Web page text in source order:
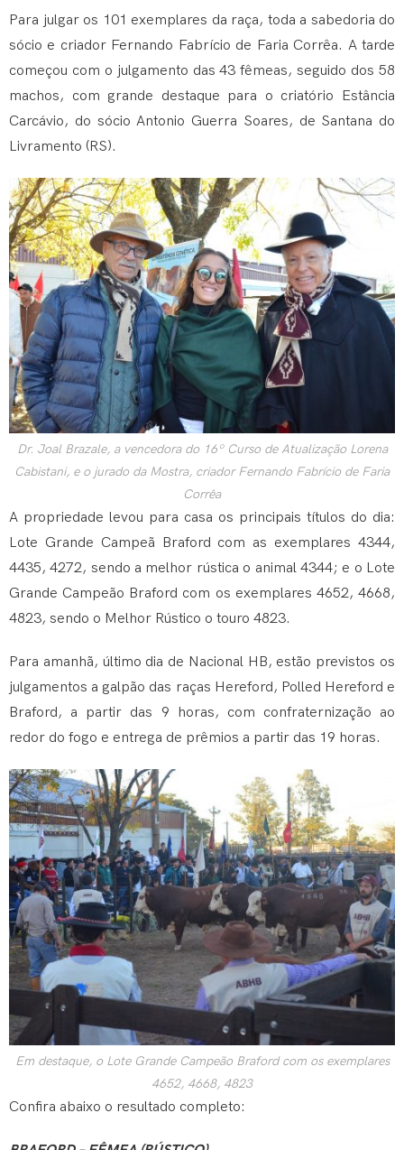
Para julgar os 101 exemplares da raça, toda a sabedoria do
sócio e criador Fernando Fabrício de Faria Corrêa. A tarde
começou com o julgamento das 43 fêmeas, seguido dos 58
machos, com grande destaque para o criatório Estância
Carcávio, do sócio Antonio Guerra Soares, de Santana do
Livramento (RS).
Dr. Joal Brazale, a vencedora do 16º Curso de Atualização Lorena
Cabistani, e o jurado da Mostra, criador Fernando Fabrício de Faria
Corrêa
A propriedade levou para casa os principais títulos do dia:
Lote Grande Campeã Braford com as exemplares 4344,
4435, 4272, sendo a melhor rústica o animal 4344; e o Lote
Grande Campeão Braford com os exemplares 4652, 4668,
4823, sendo o Melhor Rústico o touro 4823.
Para amanhã, último dia de Nacional HB, estão previstos os
julgamentos a galpão das raças Hereford, Polled Hereford e
Braford, a partir das 9 horas, com confraternização ao
redor do fogo e entrega de prêmios a partir das 19 horas.
Em destaque, o Lote Grande Campeão Braford com os exemplares
4652, 4668, 4823
Confira abaixo o resultado completo: